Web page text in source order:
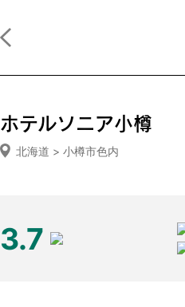
ホテルソニア小樽
北海道 > 小樽市色内
3.7